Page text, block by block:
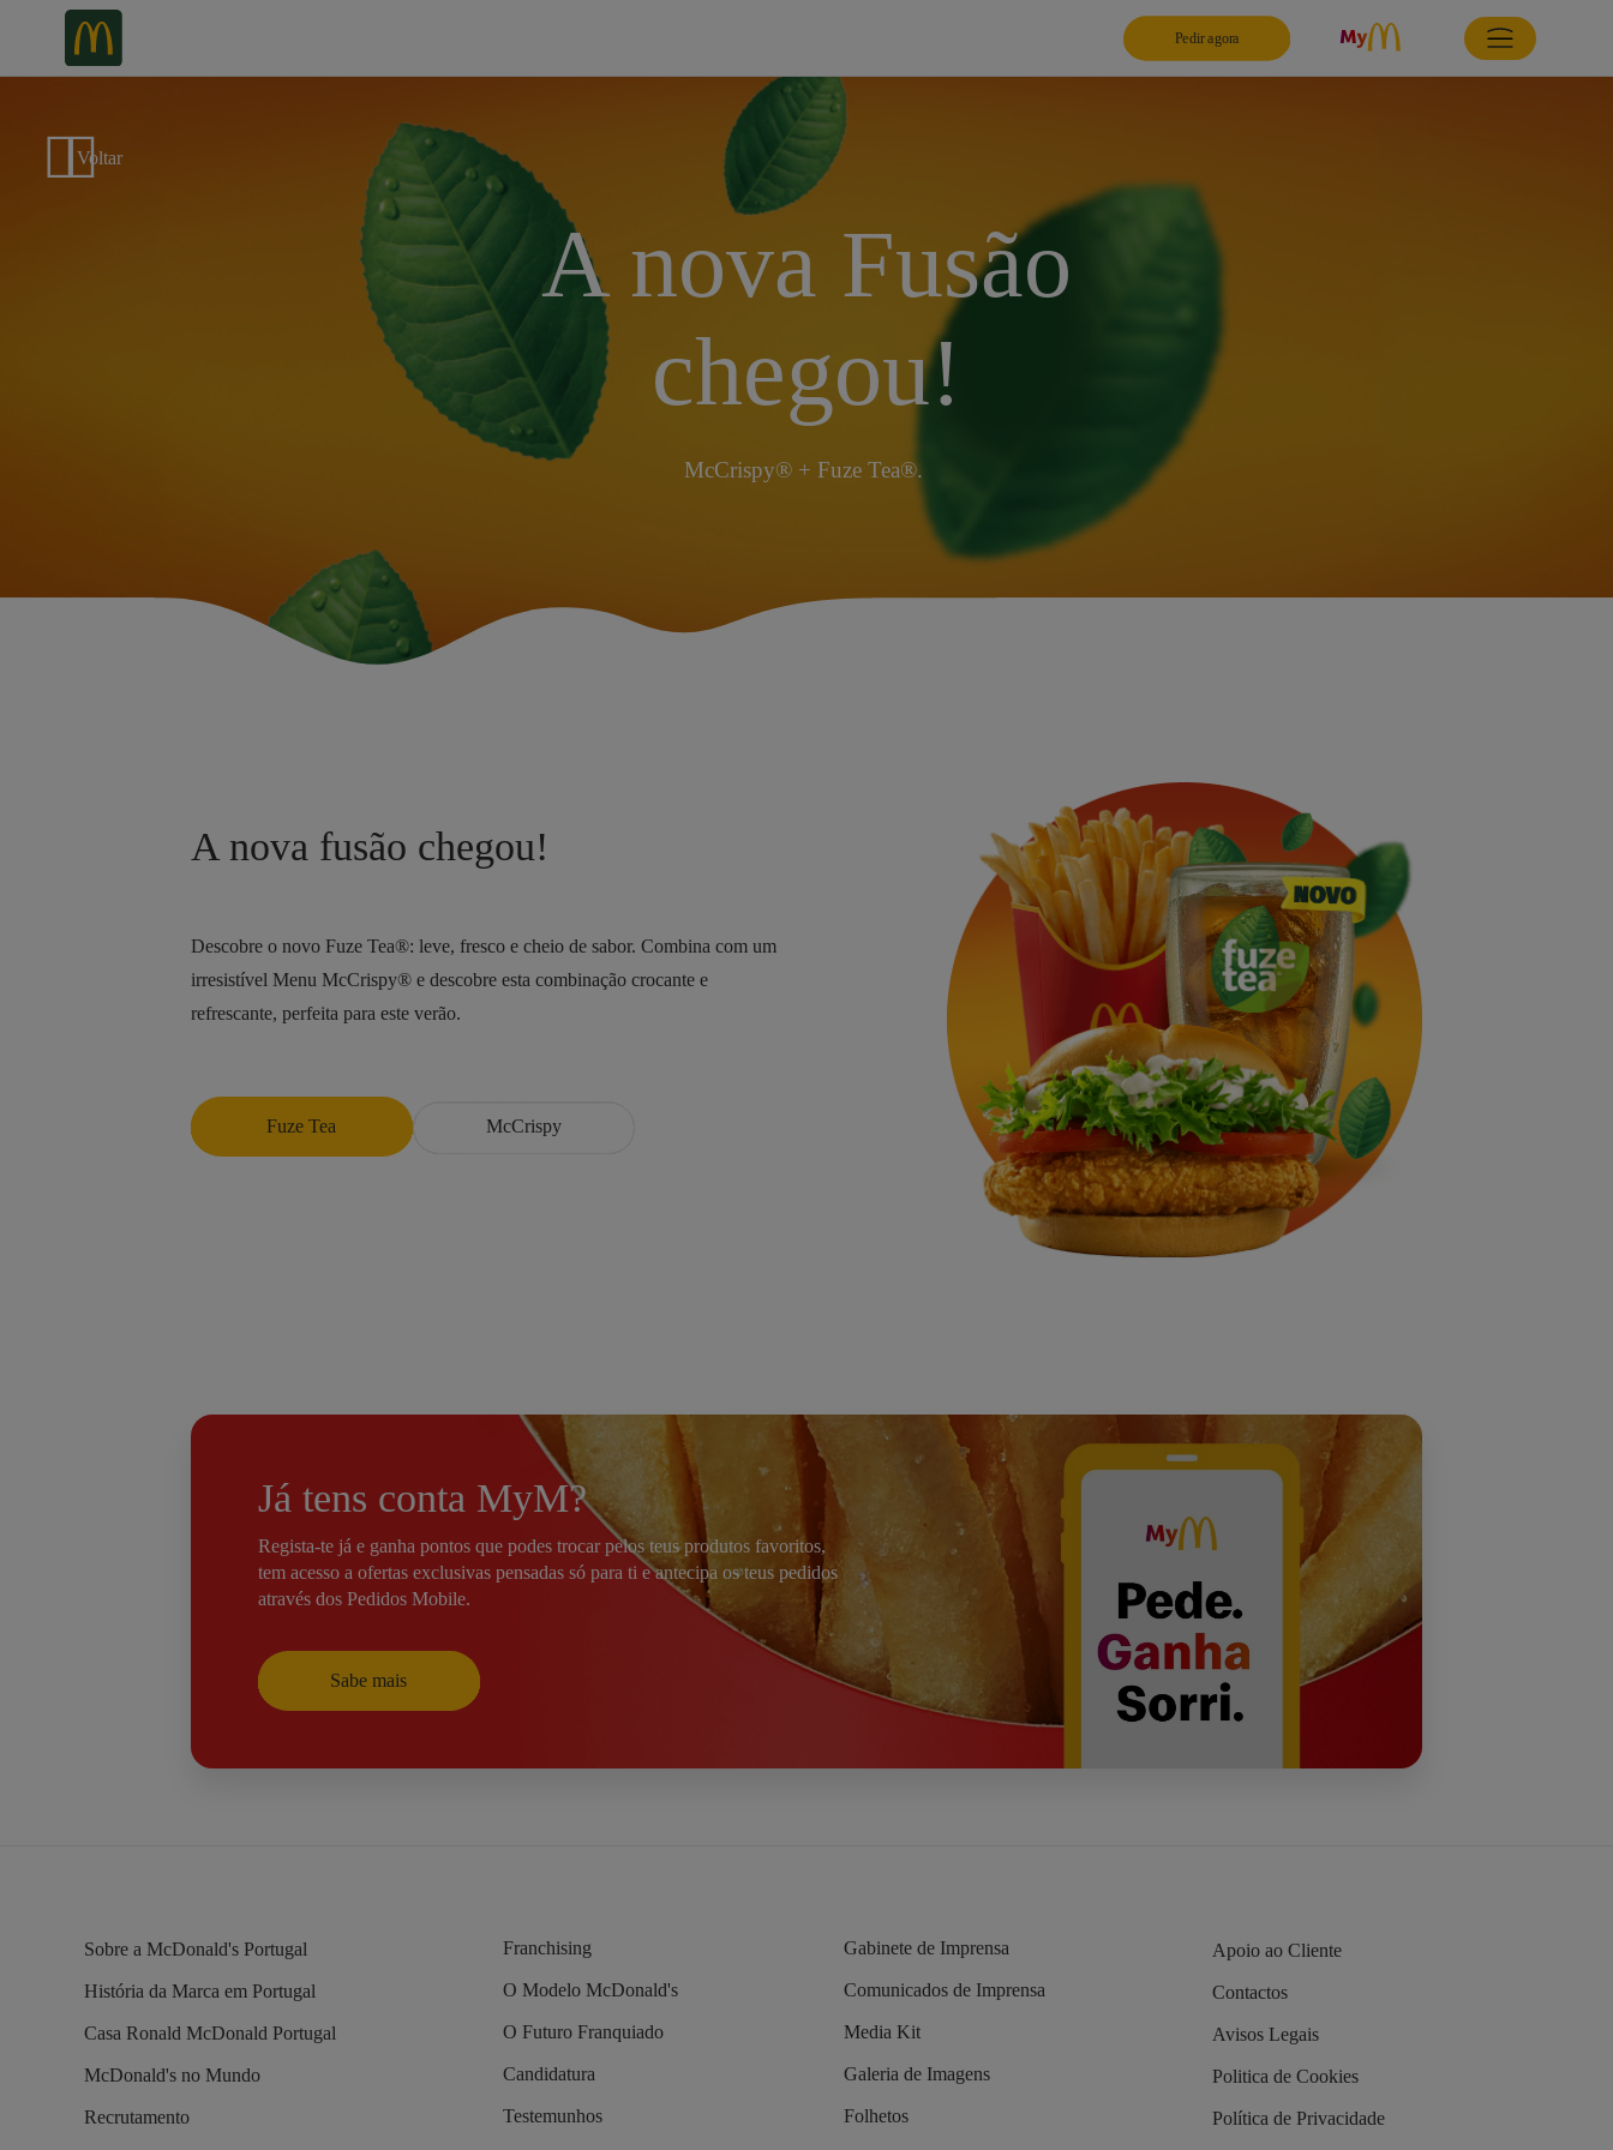
Pedir agora
Voltar
A nova Fusão
chegou!
McCrispy® + Fuze Tea®.
A nova fusão chegou!
Descobre o novo Fuze Tea®: leve, fresco e cheio de sabor. Combina com um
irresistível Menu McCrispy® e descobre esta combinação crocante e
refrescante, perfeita para este verão.
Fuze Tea McCrispy
Já tens conta MyM?
Regista-te já e ganha pontos que podes trocar pelos teus produtos favoritos,
tem acesso a ofertas exclusivas pensadas só para ti e antecipa os teus pedidos
através dos Pedidos Mobile.
Sabe mais
Sobre a McDonald's Portugal
História da Marca em Portugal
Casa Ronald McDonald Portugal
McDonald's no Mundo
Recrutamento
Franchising
O Modelo McDonald's
O Futuro Franquiado
Candidatura
Testemunhos
Gabinete de Imprensa
Comunicados de Imprensa
Media Kit
Galeria de Imagens
Folhetos
Apoio ao Cliente
Contactos
Avisos Legais
Politica de Cookies
Política de Privacidade